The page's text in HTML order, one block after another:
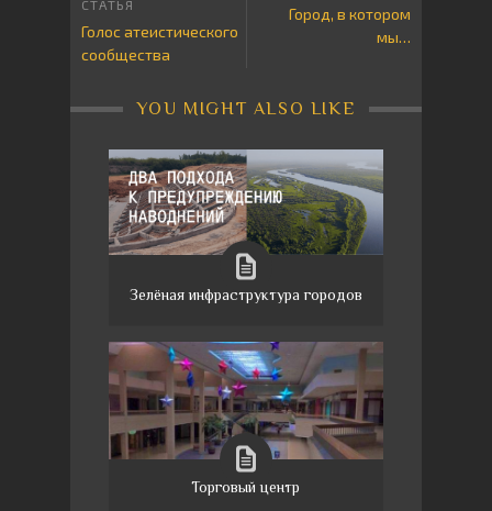
Голос атеистического
сообщества
Город, в котором
мы…
YOU MIGHT ALSO LIKE
Зелёная инфраструктура городов
Торговый центр